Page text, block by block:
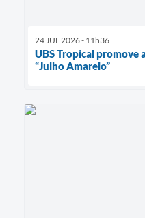
24 JUL 2026 - 11h36
UBS Tropical promove
“Julho Amarelo”